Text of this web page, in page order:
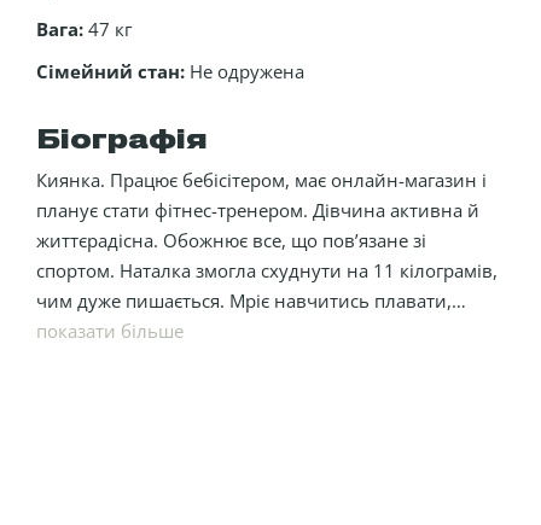
Вага: 47 кг
Сімейний стан: Не одружена
Біографія
Киянка. Працює бебісітером, має онлайн-магазин і
планує стати фітнес-тренером. Дівчина активна й
життєрадісна. Обожнює все, що пов’язане зі
спортом. Наталка змогла схуднути на 11 кілограмів,
чим дуже пишається. Мріє навчитись плавати,
придбати авто й багато мандрувати.
показати більше